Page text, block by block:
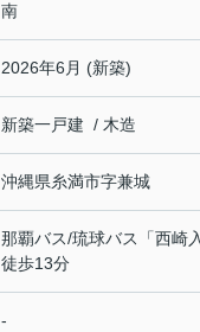
南
2026年6月 (新築)
新築一戸建 / 木造
沖縄県糸満市字兼城
那覇バス/琉球バス「西崎
徒歩13分
-